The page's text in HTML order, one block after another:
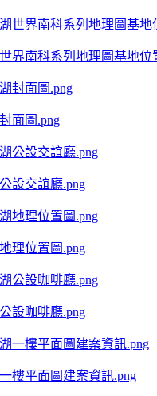
界南科系列地理圖基地位
面圖.png
設交誼廳.png
理位置圖.png
設咖啡廳.png
樓平面圖建案資訊.png